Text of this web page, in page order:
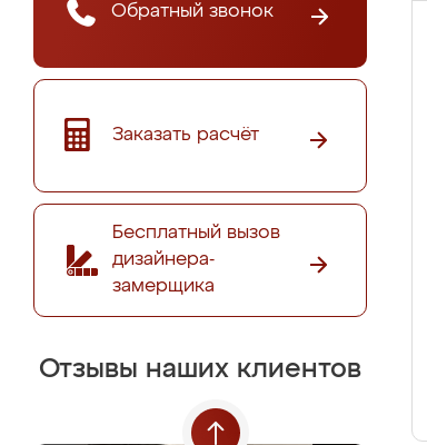
Обратный звонок
Заказать расчёт
Бесплатный вызов
дизайнера-
замерщика
Отзывы наших клиентов